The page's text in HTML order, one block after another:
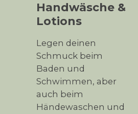
Handwäsche &
Lotions
Legen deinen
Schmuck beim
Baden und
Schwimmen, aber
auch beim
Händewaschen und